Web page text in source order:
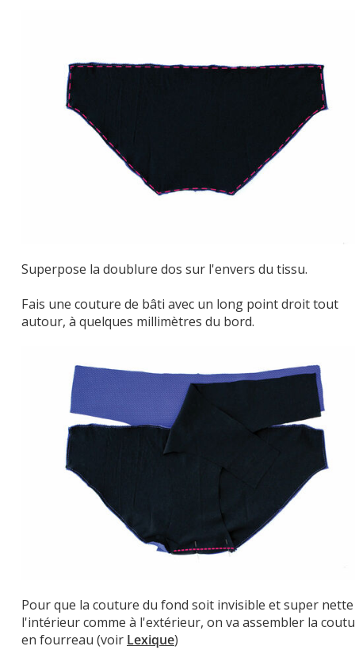
Superpose la doublure dos sur l'envers du tissu.
Fais une couture de bâti avec un long point droit tout
autour, à quelques millimètres du bord.
Pour que la couture du fond soit invisible et super
l'intérieur comme à l'extérieur, on va assembler la
en fourreau (voir Lexique)